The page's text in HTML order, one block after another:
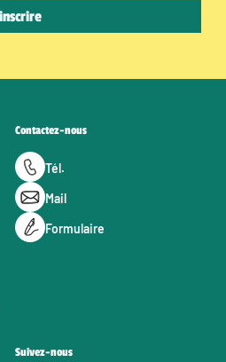
Contactez-nous
Tél.
Mail
Formulaire
Suivez-nous